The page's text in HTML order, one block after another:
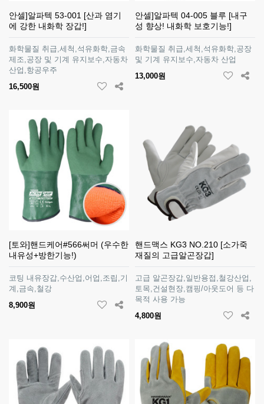
안셀]알파텍 53-001 [산과 염기
에 강한 내화학 장갑!]
화학물질 취급,세척,석유화학,금속
제조,공장 및 기계 유지보수,자동차
산업,항공우주
16,500원
안셀]알파텍 04-005 블루 [내구
성 향상! 내화학 보호기능!]
화학물질 취급,세척,석유화학,공장
및 기계 유지보수,자동차 산업
13,000원
[토와]핸드케어#566써머 (우수한
내유성+방한기능!)
코팅 내유장갑,수산업,어업,조립,기
계,금속,철강
8,900원
핸드맥스 KG3 NO.210 [소가죽
재질의 고급알곤장갑]
고급 알곤장갑,일반용접,철강산업,
토목,건설현장,캠핑/아웃도어 등 다
목적 사용 가능
4,800원